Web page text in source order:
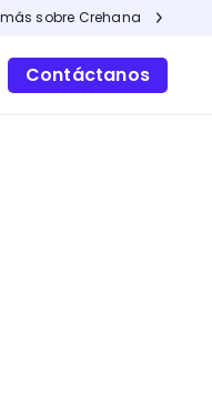
sobre Crehana
Contáctanos